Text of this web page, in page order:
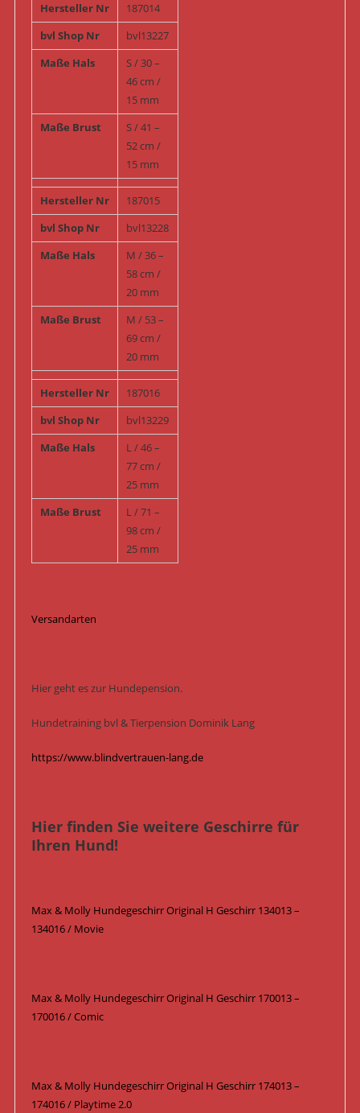
Hersteller Nr
187014
bvl Shop Nr
bvl13227
Maße Hals
S / 30 –
46 cm /
15 mm
Maße Brust
S / 41 –
52 cm /
15 mm
Hersteller Nr
187015
bvl Shop Nr
bvl13228
Maße Hals
M / 36 –
58 cm /
20 mm
Maße Brust
M / 53 –
69 cm /
20 mm
Hersteller Nr
187016
bvl Shop Nr
bvl13229
Maße Hals
L / 46 –
77 cm /
25 mm
Maße Brust
L / 71 –
98 cm /
25 mm
Versandarten
Hier geht es zur Hundepension.
Hundetraining bvl & Tierpension Dominik Lang
https://www.blindvertrauen-lang.de
Hier finden Sie weitere Geschirre für
Ihren Hund!
Max & Molly Hundegeschirr Original H Geschirr 134013 –
134016 / Movie
Max & Molly Hundegeschirr Original H Geschirr 170013 –
170016 / Comic
Max & Molly Hundegeschirr Original H Geschirr 174013 –
174016 / Playtime 2.0